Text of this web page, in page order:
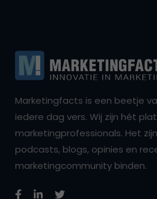
Marketingfacts is een beetje
iedere dag vers. Wij zijn hét
marketingprofessionals. Het
podcasts, blogs, opinies en
marketingcommunity binden.